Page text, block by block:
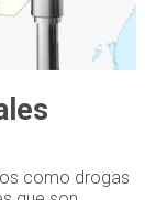
como drogas